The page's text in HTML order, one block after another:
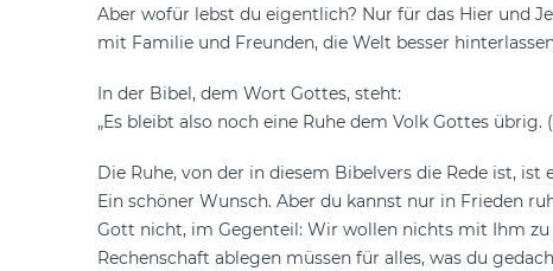
Aber wofür lebst du eigentlich? Nur für das Hier und
mit Familie und Freunden, die Welt besser
In der Bibel, dem Wort Gottes, steht:
„Es bleibt also noch eine Ruhe dem Volk Gottes übrig.
Die Ruhe, von der in diesem Bibelvers die Rede ist,
Ein schöner Wunsch. Aber du kannst nur in Frieden
Gott nicht, im Gegenteil: Wir wollen nichts mit Ihm
Rechenschaft ablegen müssen für alles, was du